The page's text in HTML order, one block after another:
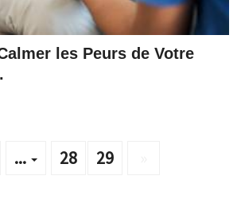
les Peurs de Votre
... 28 29